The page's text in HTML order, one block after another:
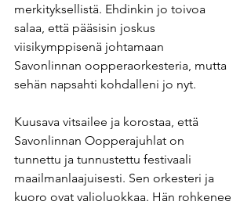
merkityksellistä. Ehdinkin jo toivoa
salaa, että pääsisin joskus
viisikymppisenä johtamaan
Savonlinnan oopperaorkesteria, mutta
sehän napsahti kohdalleni jo nyt.
Kuusava vitsailee ja korostaa, että
Savonlinnan Oopperajuhlat on
tunnettu ja tunnustettu festivaali
maailmanlaajuisesti. Sen orkesteri ja
kuoro ovat valioluokkaa. Hän rohkenee